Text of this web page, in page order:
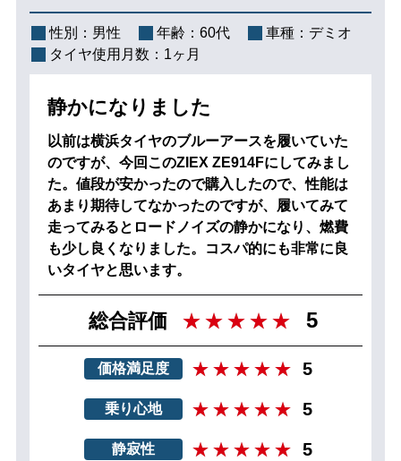
性別： 男性 年齢： 60代 車種： デミオ
タイヤ使用月数： 1ヶ月
静かになりました
以前は横浜タイヤのブルーアースを履いていた
のですが、今回このZIEX ZE914Fにしてみまし
た。値段が安かったので購入したので、性能は
あまり期待してなかったのですが、履いてみて
走ってみるとロードノイズの静かになり、燃費
も少し良くなりました。コスパ的にも非常に良
いタイヤと思います。
総合評価 5
価格満足度 5
乗り心地 5
静寂性 5